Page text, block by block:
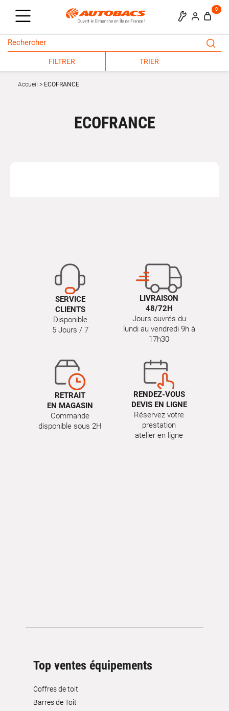
0
FILTRER TRIER
Accueil ECOFRANCE
ECOFRANCE
SERVICE
CLIENTS
Disponible
5 Jours / 7
LIVRAISON
48/72H
Jours ouvrés du
lundi au vendredi 9h à
17h30
RETRAIT
EN MAGASIN
Commande
disponible sous 2H
RENDEZ-VOUS
DEVIS EN LIGNE
Réservez votre
prestation
atelier en ligne
Top ventes équipements
Coffres de toit
Barres de Toit